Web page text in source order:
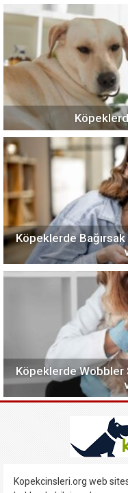
Köpeklerde Bağırsak
Köpeklerde
Kopekcinsleri.org web